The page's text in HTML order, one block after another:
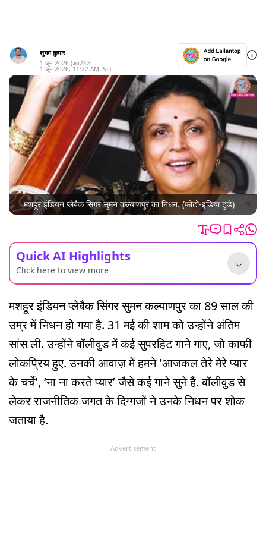
शुभम कुमार
1 जून 2026 (अपडेटेड:
1 जून 2026, 11:22 AM IST)
मशहूर इंडियन प्लेबैक सिंगर सुमन कल्याणपुर का निधन. (फोटो-इंडिया टुडे)
Quick AI Highlights
Click here to view more
मशहूर इंडियन प्लेबैक सिंगर सुमन कल्याणपुर का 89 साल की
उम्र में निधन हो गया है. 31 मई की शाम को उन्होंने अंतिम
सांस ली. उन्होंने बॉलीवुड में कई सुपरहिट गाने गाए, जो काफी
लोकप्रिय हुए. उनकी आवाज़ में हमने 'आजकल तेरे मेरे प्यार
के चर्चे', ‘ना ना करते प्यार’ जैसे कई गाने सुने हैं. बॉलीवुड से
लेकर राजनीतिक जगत के दिग्गजों ने उनके निधन पर शोक
जताया है.
Advertisement